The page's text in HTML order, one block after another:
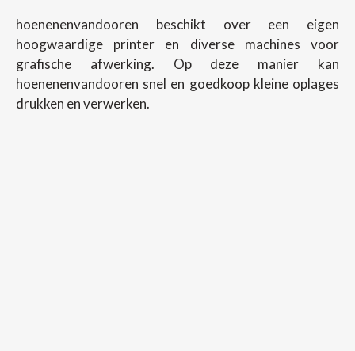
hoenenenvandooren beschikt over een eigen
hoogwaardige printer en diverse machines voor
grafische afwerking. Op deze manier kan
hoenenenvandooren snel en goedkoop kleine oplages
drukken en verwerken.